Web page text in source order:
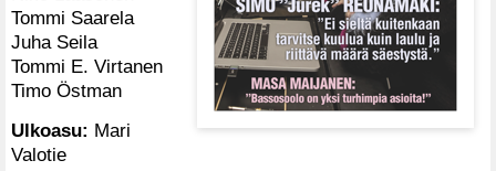
Tommi Saarela
Juha Seila
Tommi E. Virtanen
Timo Östman
Ulkoasu: Mari
Valotie